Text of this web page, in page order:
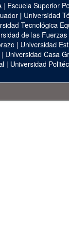
| Escuela Superior
| Universidad
Tecnológica
de las
| Universidad
| Universidad Casa
| Universidad